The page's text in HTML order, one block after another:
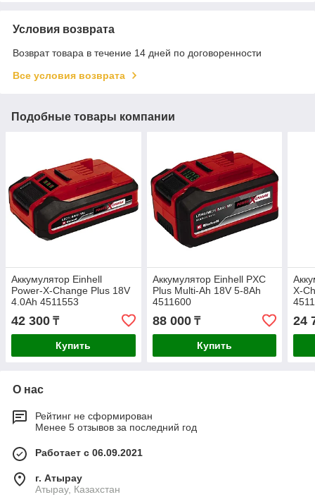
Условия возврата
Возврат товара в течение 14 дней по договоренности
Все условия возврата
Подобные товары компании
Аккумулятор Einhell
Power-X-Change Plus 18V
4.0Ah 4511553
42 300 ₸
Купить
Аккумулятор Einhell PXC
Plus Multi-Ah 18V 5-8Ah
4511600
88 000₸
Купить
X-
24
О нас
Рейтинг не сформирован
Менее 5 отзывов за последний год
Работает с 06.09.2021
г. Атырау
Атырау, Казахстан